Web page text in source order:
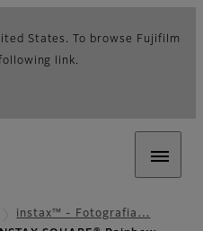
States. To browse Fujifilm
link.
instax™ - Fotografia…